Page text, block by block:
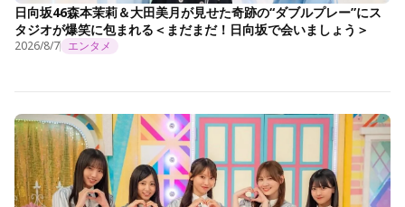
日向坂46森本茉莉＆大田美月が見せた奇跡の“ダブルプレー”にス
タジオが爆笑に包まれる＜まだまだ！日向坂で会いましょう＞
2026/8/7 エンタメ